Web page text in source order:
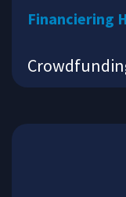
Financiering